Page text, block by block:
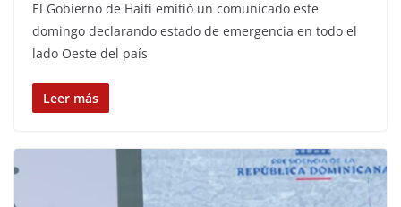
El Gobierno de Haití emitió un comunicado este
domingo declarando estado de emergencia en todo el
lado Oeste del país
Leer más